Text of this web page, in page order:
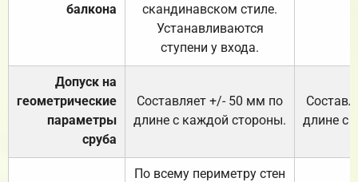
балкона
скандинавском стиле.
Устанавливаются
ступени у входа.
Допуск на
геометрические
параметры
сруба
Составляет +/- 50 мм по
длине с каждой стороны.
длине с
По всему периметру стен